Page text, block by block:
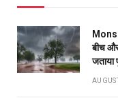
बीच
जताया